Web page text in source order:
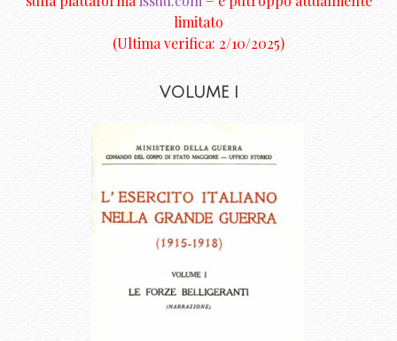
limitato
(Ultima verifica: 2/10/2025)
VOLUME I